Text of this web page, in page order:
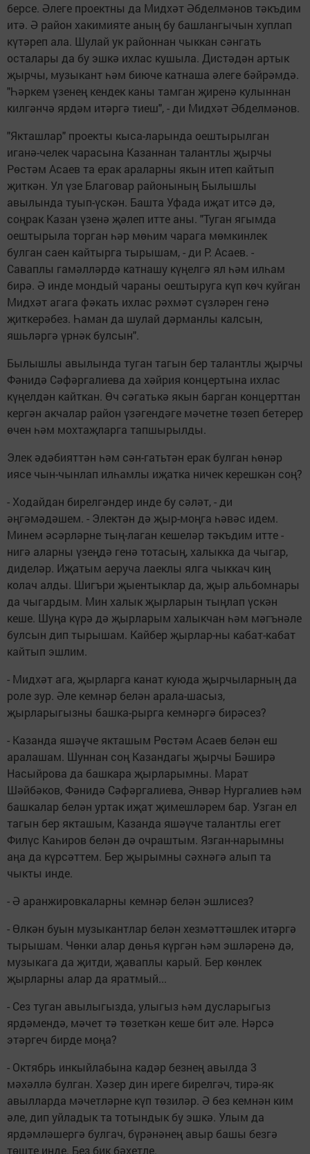
берсе. Әлеге проектны да Мидхәт Әбделмәнов тәкъдим
итә. Ә район хакимияте аның бу башлангычын хуплап
күтәреп ала. Шулай ук районнан чыккан сәнгать
осталары да бу эшкә ихлас кушыла. Дистәдән артык
җырчы, музыкант һәм биюче катнаша әлеге бәйрәмдә.
"Һәркем үзенең кендек каны тамган җиренә кулыннан
килгәнчә ярдәм итәргә тиеш", - ди Мидхәт Әбделмәнов.
"Якташлар" проекты кыса-ларында оештырылган
иганә-челек чарасына Казаннан талантлы җырчы
Рөстәм Асаев та ерак араларны якын итеп кайтып
җиткән. Ул үзе Благовар районының Былышлы
авылында туып-үскән. Башта Уфада иҗат итсә дә,
соңрак Казан үзенә җәлеп итте аны. "Туган ягымда
оештырыла торган һәр мөһим чарага мөмкинлек
булган саен кайтырга тырышам, - ди Р. Асаев. -
Саваплы гамәлләрдә катнашу күңелгә ял һәм илһам
бирә. Ә инде мондый чараны оештыруга күп көч куйган
Мидхәт агага фәкать ихлас рәхмәт сүзләрен генә
җиткерәбез. Һаман да шулай дәрманлы калсын,
яшьләргә үрнәк булсын".
Былышлы авылында туган тагын бер талантлы җырчы
Фәнидә Сәфәргалиева да хәйрия концертына ихлас
күңелдән кайткан. Өч сәгатькә якын барган концерттан
кергән акчалар район үзәгендәге мәчетне төзеп бетерер
өчен һәм мохтаҗларга тапшырылды.
Элек әдәбияттән һәм сән-гатьтән ерак булган һөнәр
иясе чын-чынлап илһамлы иҗатка ничек керешкән соң?
- Ходайдан бирелгәндер инде бу сәләт, - ди
әңгәмәдәшем. - Электән дә җыр-моңга һәвәс идем.
Минем әсәрләрне тың-лаган кешеләр тәкъдим итте -
нигә аларны үзеңдә генә тотасың, халыкка да чыгар,
диделәр. Иҗатым аеруча лаеклы ялга чыккач киң
колач алды. Шигъри җыентыклар да, җыр альбомнары
да чыгардым. Мин халык җырларын тыңлап үскән
кеше. Шуңа күрә дә җырларым халыкчан һәм мәгънәле
булсын дип тырышам. Кайбер җырлар-ны кабат-кабат
кайтып эшлим.
- Мидхәт ага, җырларга канат куюда җырчыларның да
роле зур. Әле кемнәр белән арала-шасыз,
җырларыгызны башка-рырга кемнәргә бирәсез?
- Казанда яшәүче якташым Рөстәм Асаев белән еш
аралашам. Шуннан соң Казандагы җырчы Бәширә
Насыйрова да башкара җырларымны. Марат
Шәйбәков, Фәнидә Сәфәргалиева, Әнвәр Нургалиев һәм
башкалар белән уртак иҗат җимешләрем бар. Узган ел
тагын бер якташым, Казанда яшәүче талантлы егет
Филүс Каһиров белән дә очраштым. Язган-нарымны
аңа да күрсәттем. Бер җырымны сәхнәгә алып та
чыкты инде.
- Ә аранжировкаларны кемнәр белән эшлисез?
- Өлкән буын музыкантлар белән хезмәттәшлек итәргә
тырышам. Чөнки алар дөнья күргән һәм эшләренә дә,
музыкага да җитди, җаваплы карый. Бер көнлек
җырларны алар да яратмый...
- Сез туган авылыгызда, улыгыз һәм дусларыгыз
ярдәмендә, мәчет тә төзеткән кеше бит әле. Нәрсә
этәргеч бирде моңа?
- Октябрь инкыйлабына кадәр безнең авылда 3
мәхәллә булган. Хәзер дин иреге бирелгәч, тирә-як
авылларда мәчетләрне күп төзиләр. Ә без кемнән ким
әле, дип уйладык та тотындык бу эшкә. Улым да
ярдәмләшергә булгач, бүрәнәнең авыр башы безгә
төште инде. Без бик бәхетле.